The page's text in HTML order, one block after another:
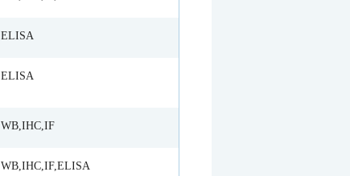
ELISA
ELISA
WB,IHC,IF
WB,IHC,IF,ELISA